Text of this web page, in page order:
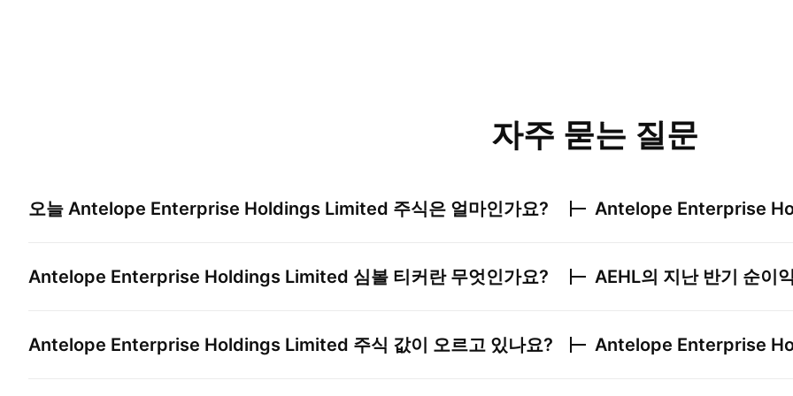
자주 묻는 질문
오늘 Antelope Enterprise Holdings Limited 주식은 얼마인가요?
Antelope Enterprise Holdings Limited 심볼 티커란 무엇인가요?
Antelope Enterprise Holdings Limited 주식 값이 오르고 있나요?
Antelope Enterprise
AEHL의 지난 반기 순이
Antelope Enterprise